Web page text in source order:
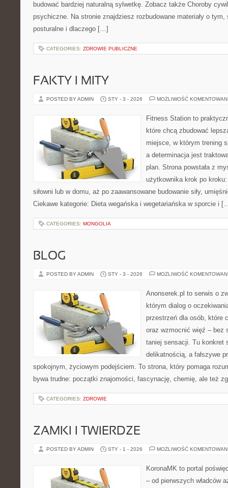
budować bardziej naturalną sylwetkę. Zobacz także Choroby
psychiczne. Na stronie znajdziesz rozbudowane materiały o
posturalne i dlaczego […]
CATEGORIES: ZDROWIE PUBLICZNE
FAKTY I MITY
POSTED BY ADMIN STY - 3 - 2026 MOŻLIWOŚĆ
Fitness Station to
które chcą zbudować
miejsce, w którym trening
a determinacja jest
plan. Strona powstała z
użytkownika krok po
siłowni lub w domu, aż po zaawansowane budowanie siły,
Ciekawe kategorie: Dieta wegańska i wegetariańska w sporcie i
CATEGORIES: MONGOLIA
BLOG
POSTED BY ADMIN STY - 3 - 2026 MOŻLIWOŚĆ
Anonserek.pl to serwis o
którym dialog o
przestrzeń dla osób, które
oraz wzmocnić więź – bez
taniej sensacji. Tu konkret
delikatnością, a fałszywe
spokojnym, życiowym podejściem. To strona, który pomaga
bywa trudne: początki znajomości, fascynację, chemię, ale też
CATEGORIES: ZDROWIE
ZAMKI I TWIERDZE
POSTED BY ADMIN STY - 1 - 2026 MOŻLIWOŚĆ
KoronaMK to portal
– od pierwszych władców